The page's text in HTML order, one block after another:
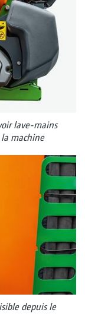
lave-mains
machine
depuis le